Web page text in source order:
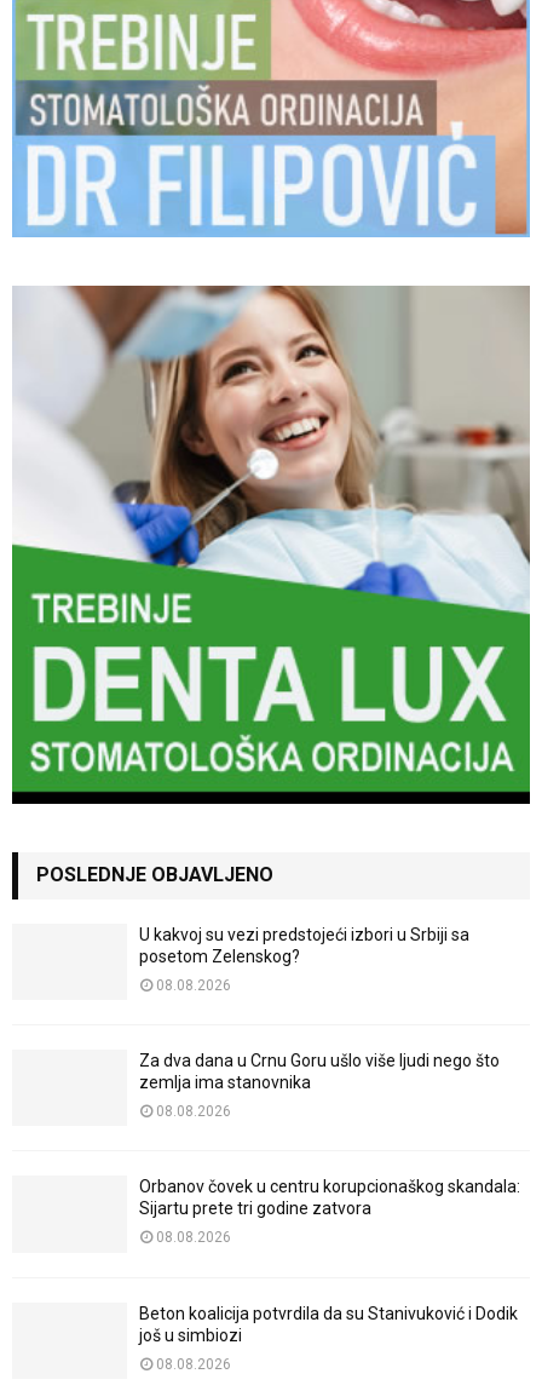
POSLEDNJE OBJAVLJENO
U kakvoj su vezi predstojeći izbori u Srbiji sa
posetom Zelenskog?
08.08.2026
Za dva dana u Crnu Goru ušlo više ljudi nego što
zemlja ima stanovnika
08.08.2026
Orbanov čovek u centru korupcionaškog skandala:
Sijartu prete tri godine zatvora
08.08.2026
Beton koalicija potvrdila da su Stanivuković i Dodik
još u simbiozi
08.08.2026